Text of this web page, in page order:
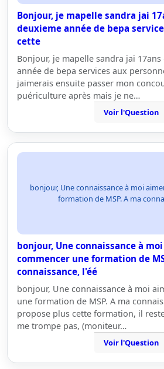
Bonjour, je mapelle sandra jai
deuxieme année de bepa
cette
Bonjour, je mapelle sandra jai
année de bepa services aux
jaimerais ensuite passer mon
puériculture après mais je ne…
Voir l'Question
bonjour, Une connaissance à moi
formation de MSP. A ma
bonjour, Une connaissance à
commencer une formation de
connaissance, l'éé
bonjour, Une connaissance à moi
une formation de MSP. A ma
propose plus cette formation, il
me trompe pas, (moniteur…
Voir l'Question